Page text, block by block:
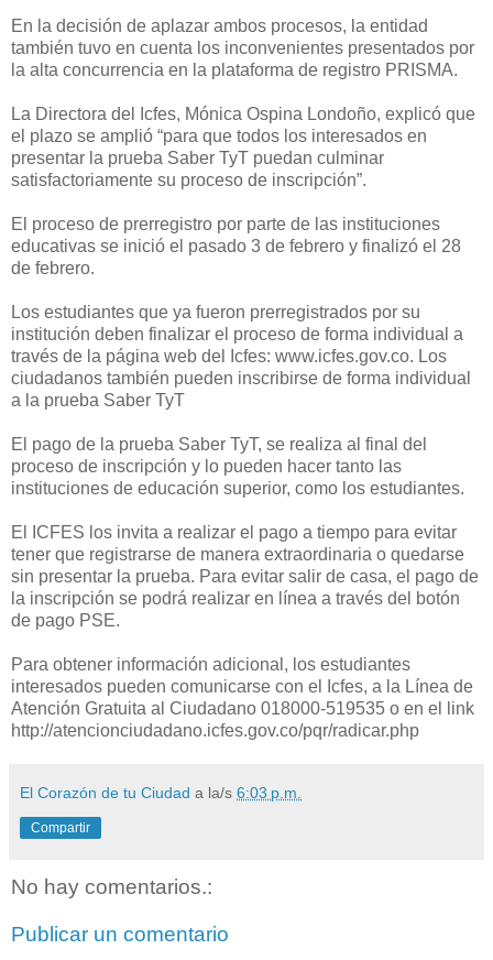
En la decisión de aplazar ambos procesos, la entidad
también tuvo en cuenta los inconvenientes presentados por
la alta concurrencia en la plataforma de registro PRISMA.
La Directora del Icfes, Mónica Ospina Londoño, explicó que
el plazo se amplió “para que todos los interesados en
presentar la prueba Saber TyT puedan culminar
satisfactoriamente su proceso de inscripción”.
El proceso de prerregistro por parte de las instituciones
educativas se inició el pasado 3 de febrero y finalizó el 28
de febrero.
Los estudiantes que ya fueron prerregistrados por su
institución deben finalizar el proceso de forma individual a
través de la página web del Icfes: www.icfes.gov.co. Los
ciudadanos también pueden inscribirse de forma individual
a la prueba Saber TyT
El pago de la prueba Saber TyT, se realiza al final del
proceso de inscripción y lo pueden hacer tanto las
instituciones de educación superior, como los estudiantes.
El ICFES los invita a realizar el pago a tiempo para evitar
tener que registrarse de manera extraordinaria o quedarse
sin presentar la prueba. Para evitar salir de casa, el pago de
la inscripción se podrá realizar en línea a través del botón
de pago PSE.
Para obtener información adicional, los estudiantes
interesados pueden comunicarse con el Icfes, a la Línea de
Atención Gratuita al Ciudadano 018000-519535 o en el link
http://atencionciudadano.icfes.gov.co/pqr/radicar.php
El Corazón de tu Ciudad a la/s 6:03 p.m.
Compartir
No hay comentarios.:
Publicar un comentario